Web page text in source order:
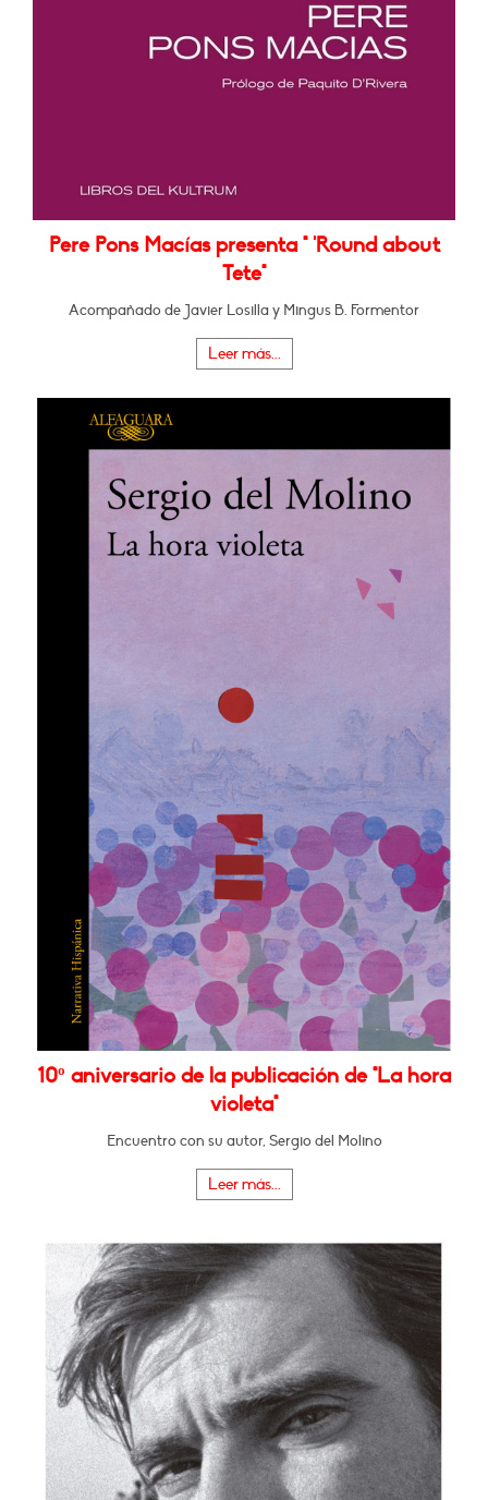
Pere Pons Macías presenta " 'Round about
Tete"
Acompañado de Javier Losilla y Mingus B. Formentor
Leer más...
10º aniversario de la publicación de "La hora
violeta"
Encuentro con su autor, Sergio del Molino
Leer más...